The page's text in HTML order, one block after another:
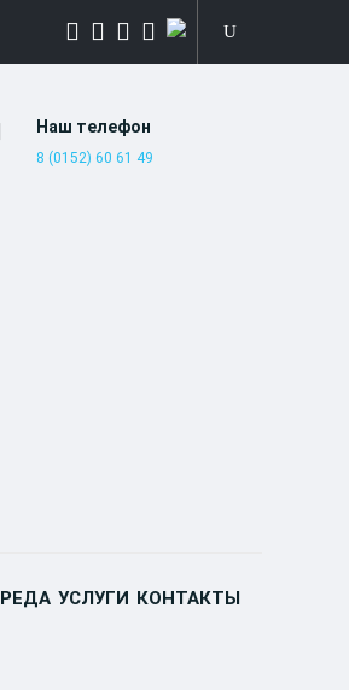
Наш телефон
8 (0152) 60 61 49
УСЛУГИ КОНТАКТЫ